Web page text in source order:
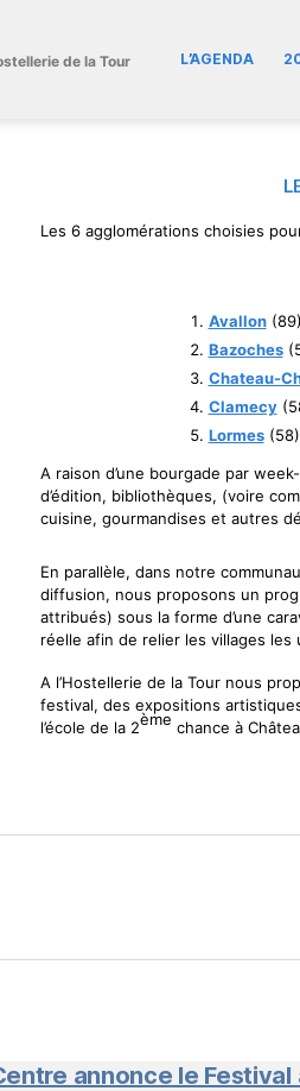
de la Tour L’AGENDA
Les 6 agglomérations choisies
Avallon(89)
Bazoches
Chateau-
Clamecy
Lormes(58)
A raison d’une bourgade par
d’édition, bibliothèques, (voire
cuisine, gourmandises et autres
En parallèle, dans notre
diffusion, nous proposons un
attribués) sous la forme d’une
réelle afin de relier les villages
A l’Hostellerie de la Tour nous
festival, des expositions
l’école de la 2ème chance à
annonce le Festival